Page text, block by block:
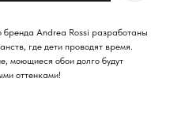
Andrea Rossi разработаны
где дети проводят время.
моющиеся обои долго будут
оттенками!